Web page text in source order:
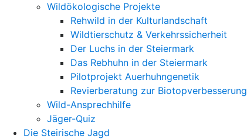
Wildökologische Projekte
Rehwild in der Kulturlandschaft
Wildtierschutz & Verkehrssicherheit
Der Luchs in der Steiermark
Das Rebhuhn in der Steiermark
Pilotprojekt Auerhuhngenetik
Revierberatung zur Biotopverbesserung
Wild-Ansprechhilfe
Jäger-Quiz
Die Steirische Jagd